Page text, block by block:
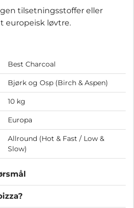
tilsetningsstoffer eller
europeisk løvtre.
Best Charcoal
Bjørk og Osp (Birch & Aspen)
10 kg
Europa
Allround (Hot & Fast / Low &
Slow)